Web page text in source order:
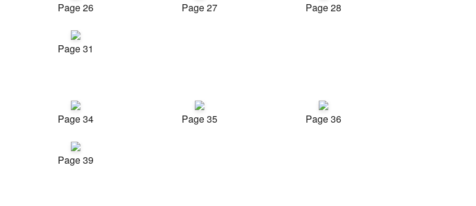
Page 26 Page 27 Page 28
Page 31
Page 34 Page 35 Page 36
Page 39